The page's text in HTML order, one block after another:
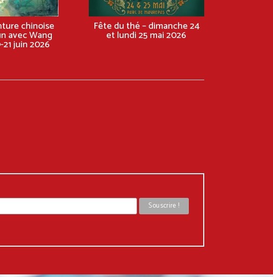
chinoise
avec Wang
juin 2026
Fête du thé – dimanche 24
et lundi 25 mai 2026